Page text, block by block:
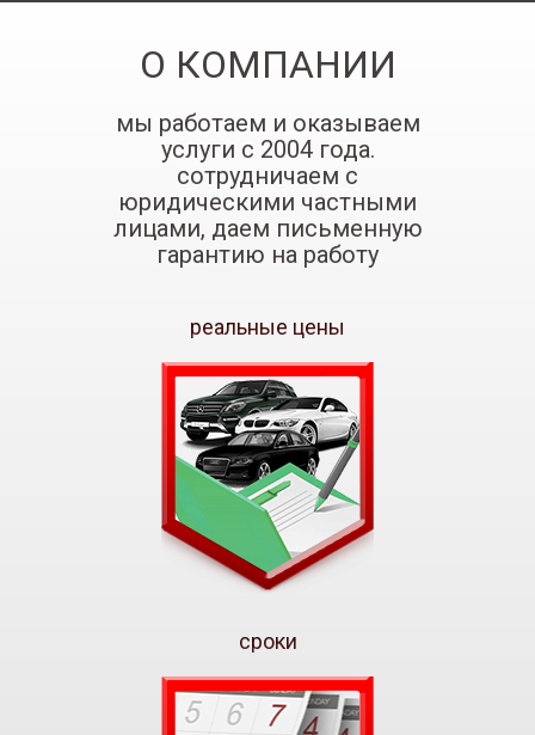
О КОМПАНИИ
мы работаем и оказываем
услуги с 2004 года.
сотрудничаем с
юридическими частными
лицами, даем письменную
гарантию на работу
реальные цены
сроки